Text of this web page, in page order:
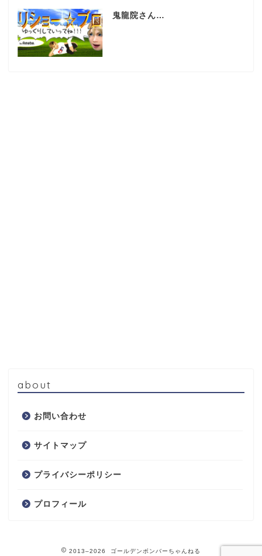
鬼龍院さん…
about
お問い合わせ
サイトマップ
プライバシーポリシー
プロフィール
2013–2026 ゴールデンボンバーちゃんねる